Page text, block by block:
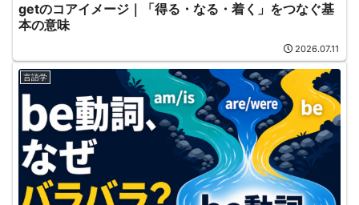
getのコアイメージ｜「得る・なる・着く」をつなぐ基
本の意味
2026.07.11
言語学